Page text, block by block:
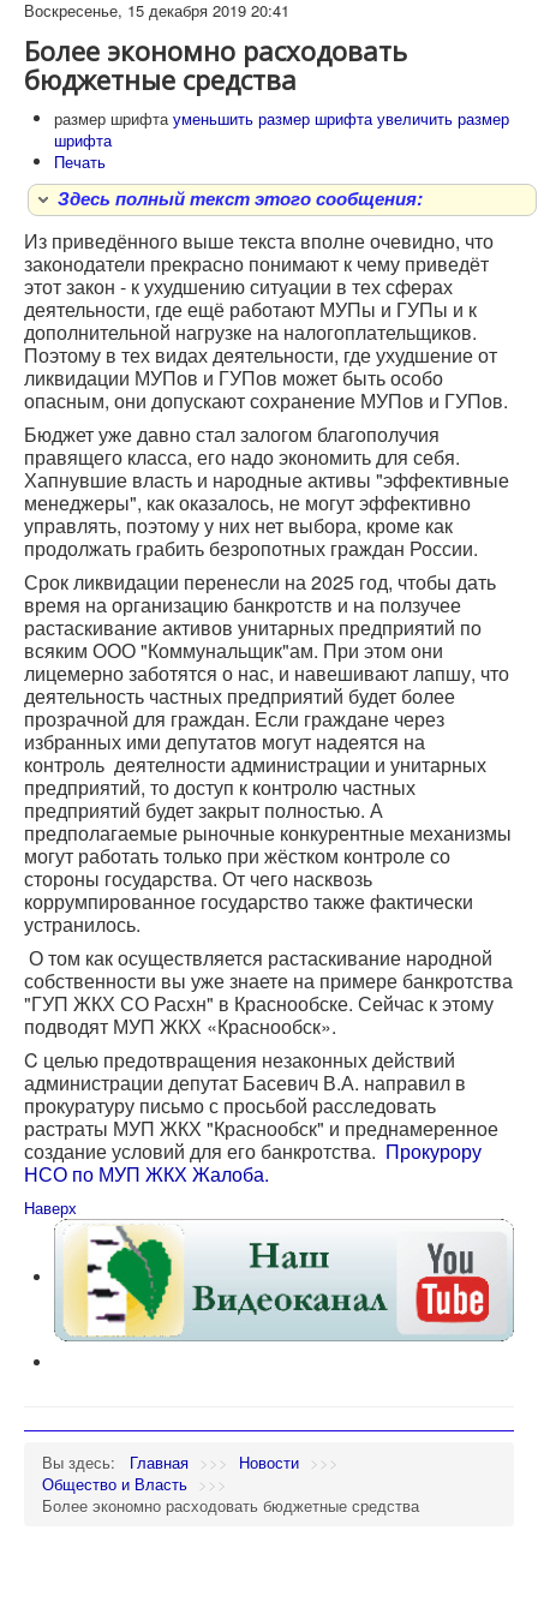
Воскресенье, 15 декабря 2019 20:41
Более экономно расходовать
бюджетные средства
размер шрифта уменьшить размер шрифта увеличить размер
шрифта
Печать
Здесь полный текст этого сообщения:
унитарных предприятий.
«Запрет деятельности унитарных предприятий
будет действовать только на конкурентных
рынках, что позволит избежать ликвидации ГУПов
и МУПов на социально значимых рынках,
на которых отсутствуют частные
хозяйствующие субъекты», — пояснил суть
изменений парламентарий. "
Из приведённого выше текста вполне очевидно, что
законодатели прекрасно понимают к чему приведёт
этот закон - к ухудшению ситуации в тех сферах
деятельности, где ещё работают МУПы и ГУПы и к
дополнительной нагрузке на налогоплательщиков.
Поэтому в тех видах деятельности, где ухудшение от
ликвидации МУПов и ГУПов может быть особо
опасным, они допускают сохранение МУПов и ГУПов.
Бюджет уже давно стал залогом благополучия
правящего класса, его надо экономить для себя.
Хапнувшие власть и народные активы "эффективные
менеджеры", как оказалось, не могут эффективно
управлять, поэтому у них нет выбора, кроме как
продолжать грабить безропотных граждан России.
Срок ликвидации перенесли на 2025 год, чтобы дать
время на организацию банкротств и на ползучее
растаскивание активов унитарных предприятий по
всяким ООО "Коммунальщик"ам. При этом они
лицемерно заботятся о нас, и навешивают лапшу, что
деятельность частных предприятий будет более
прозрачной для граждан. Если граждане через
избранных ими депутатов могут надеятся на
контроль деятелности администрации и унитарных
предприятий, то доступ к контролю частных
предприятий будет закрыт полностью. А
предполагаемые рыночные конкурентные механизмы
могут работать только при жёстком контроле со
стороны государства. От чего насквозь
коррумпированное государство также фактически
устранилось.
О том как осуществляется растаскивание народной
собственности вы уже знаете на примере банкротства
"ГУП ЖКХ СО Расхн" в Краснообске. Сейчас к этому
подводят МУП ЖКХ «Краснообск».
C целью предотвращения незаконных действий
администрации депутат Басевич В.А. направил в
прокуратуру письмо с просьбой расследовать
растраты МУП ЖКХ "Краснообск" и преднамеренное
создание условий для его банкротства. Прокурору
НСО по МУП ЖКХ Жалоба.
Наверх
Вы здесь: Главная >>> Новости >>>
Общество и Власть >>>
Более экономно расходовать бюджетные средства